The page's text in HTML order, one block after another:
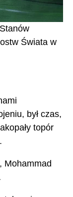
Świata w
był czas,
topór
Mohammad